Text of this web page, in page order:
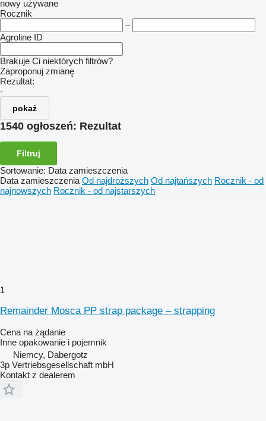
nowy używane
Rocznik
–
Agroline ID
Brakuje Ci niektórych filtrów?
Zaproponuj zmianę
Rezultat:
-
pokaż
1540 ogłoszeń: Rezultat
Filtruj
Sortowanie: Data zamieszczenia
Data zamieszczenia Od najdroższych Od najtańszych Rocznik - od
najnowszych Rocznik - od najstarszych
1
Remainder Mosca PP strap package – strapping
Cena na żądanie
Inne opakowanie i pojemnik
Niemcy, Dabergotz
3p Vertriebsgesellschaft mbH
Kontakt z dealerem